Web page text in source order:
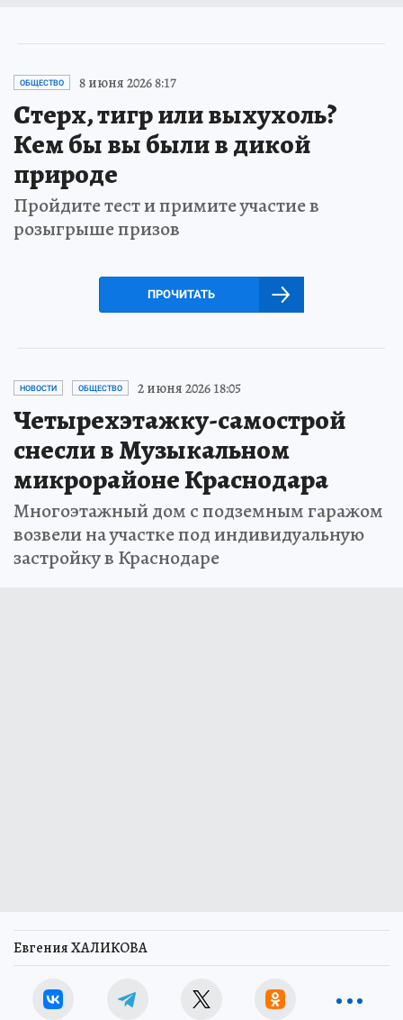
ОБЩЕСТВО 8 июня 2026 8:17
Стерх, тигр или выхухоль?
Кем бы вы были в дикой
природе
Пройдите тест и примите участие в
розыгрыше призов
ПРОЧИТАТЬ
НОВОСТИ ОБЩЕСТВО 2 июня 2026 18:05
Четырехэтажку-самострой
снесли в Музыкальном
микрорайоне Краснодара
Многоэтажный дом с подземным гаражом
возвели на участке под индивидуальную
застройку в Краснодаре
Евгения ХАЛИКОВА